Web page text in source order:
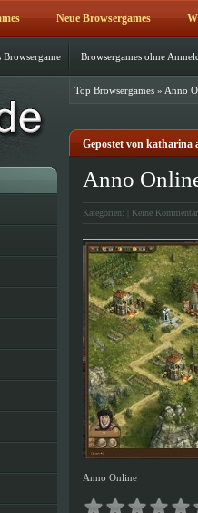
Neue Browsergames
Browsergame Browsergames ohne
Top Browsergames » Anno
Gepostet von katharina
Anno
Kategorien: | Keine
Anno Online